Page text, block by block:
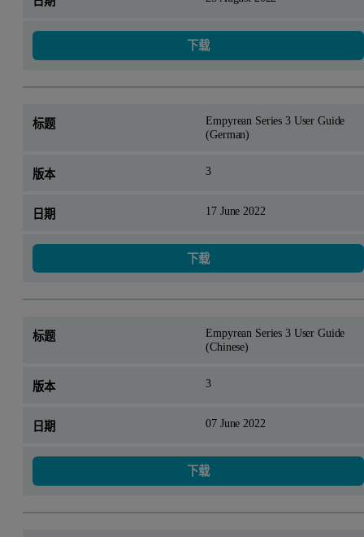
下载
Empyrean Series 3 User Guide
(German)
3
17 June 2022
下载
Empyrean Series 3 User Guide
(Chinese)
3
07 June 2022
下载